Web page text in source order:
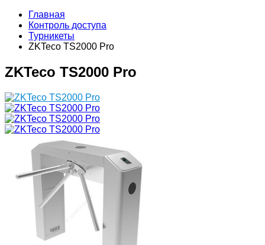
Главная
Контроль доступа
Турникеты
ZKTeco TS2000 Pro
ZKTeco TS2000 Pro